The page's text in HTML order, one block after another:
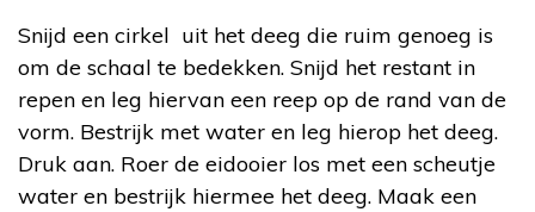
Snijd een cirkel uit het deeg die ruim genoeg is
om de schaal te bedekken. Snijd het restant in
repen en leg hiervan een reep op de rand van de
vorm. Bestrijk met water en leg hierop het deeg.
Druk aan. Roer de eidooier los met een scheutje
water en bestrijk hiermee het deeg. Maak een